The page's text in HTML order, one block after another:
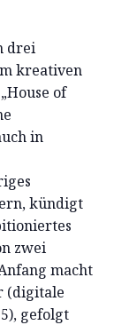
drei
kreativen
of
in
kündigt
zwei
macht
(digitale
gefolgt